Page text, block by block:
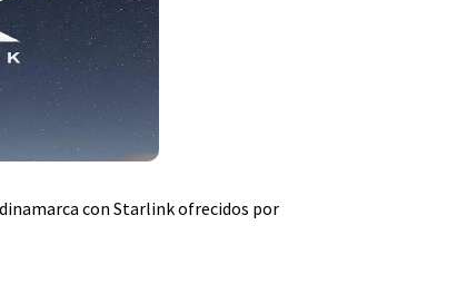
con Starlink ofrecidos por